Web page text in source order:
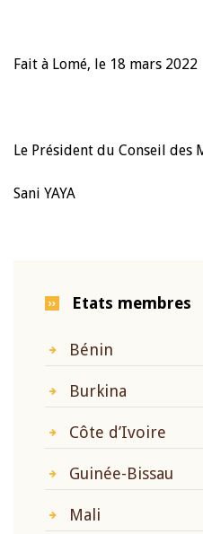
Fait à Lomé, le 18 mars 2022
Le Président du Conseil des
Sani YAYA
Etats membres
Bénin
Burkina
Côte d’Ivoire
Guinée-Bissau
Mali